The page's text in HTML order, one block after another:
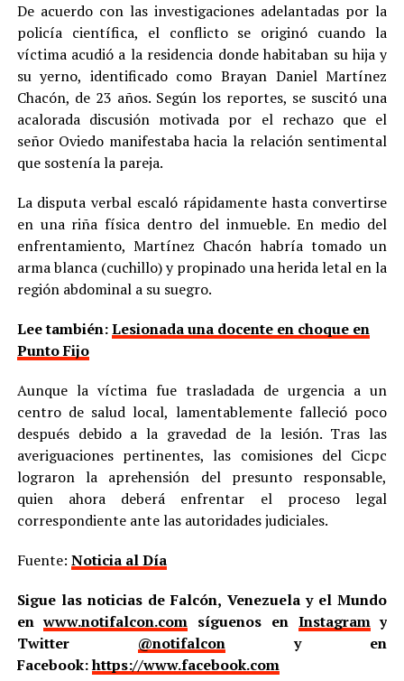
De acuerdo con las investigaciones adelantadas por la
policía científica, el conflicto se originó cuando la
víctima acudió a la residencia donde habitaban su hija y
su yerno, identificado como Brayan Daniel Martínez
Chacón, de 23 años. Según los reportes, se suscitó una
acalorada discusión motivada por el rechazo que el
señor Oviedo manifestaba hacia la relación sentimental
que sostenía la pareja.
La disputa verbal escaló rápidamente hasta convertirse
en una riña física dentro del inmueble. En medio del
enfrentamiento, Martínez Chacón habría tomado un
arma blanca (cuchillo) y propinado una herida letal en la
región abdominal a su suegro.
Lee también:Lesionada una docente en choque en
Punto Fijo
Aunque la víctima fue trasladada de urgencia a un
centro de salud local, lamentablemente falleció poco
después debido a la gravedad de la lesión. Tras las
averiguaciones pertinentes, las comisiones del Cicpc
lograron la aprehensión del presunto responsable,
quien ahora deberá enfrentar el proceso legal
correspondiente ante las autoridades judiciales.
Fuente: Noticia al Día
Sigue las noticias de Falcón, Venezuela y el Mundo
enwww.notifalcon.com síguenos en Instagramy
Twitter @notifalcony en
Facebook:https://www.facebook.com